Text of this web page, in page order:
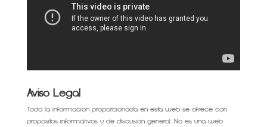
Aviso Legal
Toda la información proporcionada en esta web se ofrece con
propósitos informativos y de discusión general. No es una web